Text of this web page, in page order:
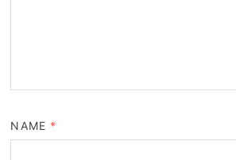
NAME *